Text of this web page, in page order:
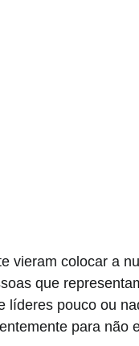
vieram colocar a
que
líderes pouco ou
para não